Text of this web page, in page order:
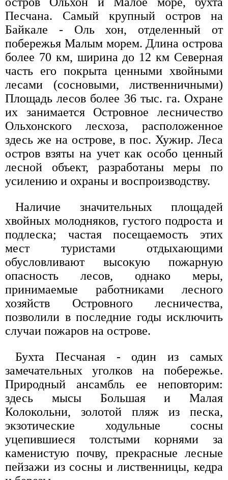
Песчана. Самый крупный остров на
Байкале - Оль хон, отделенный от
побережья Малым морем. Длина острова
более 70 км, ширина до 12 км Северная
часть его покрыта ценными хвойными
лесами (сосновыми, лиственничными)
Площадь лесов более 36 тыс. га. Охране
их занимается Островное лесничество
Ольхонского лесхоза, расположенное
здесь же на острове, в пос. Хужир. Леса
остров взяты на учет как особо ценный
лесной объект, разработаны меры по
усилению и охраны и воспроизводству.
Наличие значительных площадей
хвойных молодняков, густого подроста и
подлеска; частая посещаемость этих
мест туристами отдыхающими
обусловливают высокую пожарную
опасность лесов, однако меры,
принимаемые работниками лесного
хозяйств Островного лесничества,
позволили в последние годы исключить
случаи пожаров на острове.
Бухта Песчаная - один из самых
замечательных уголков на побережье.
Природный ансамбль ее неповторим:
здесь мысы Большая и Малая
Колокольни, золотой пляж из песка,
экзотические ходульные сосны
уцепившиеся толстыми корнями за
каменистую почву, прекрасные лесные
пейзажи из сосны и лиственницы, кедра